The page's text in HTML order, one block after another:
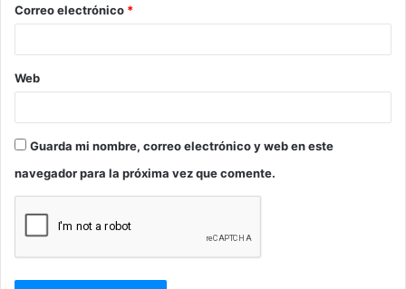
*
Correo electrónico *
Web
Guarda mi nombre, correo electrónico y web en este
navegador para la próxima vez que comente.